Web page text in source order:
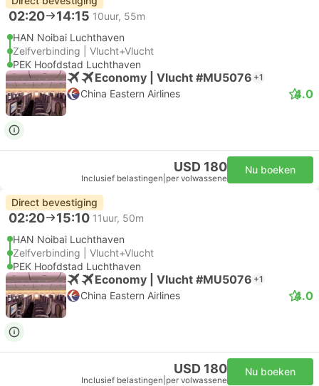
02:20 14:15 10uur, 55m
HAN Noibai Luchthaven
Zelfverbinding | Vlucht+Vlucht
PEK Hoofdstad Luchthaven
Economy | Vlucht #MU5076 +1
China Eastern Airlines 4.0
USD 180
Inclusief belastingen per volwassene
Nu boeken
Direct bevestiging
02:20 15:10 11uur, 50m
HAN Noibai Luchthaven
Zelfverbinding | Vlucht+Vlucht
PEK Hoofdstad Luchthaven
Economy | Vlucht #MU5076 +1
China Eastern Airlines 4.0
USD 180
Inclusief belastingen per volwassene
Nu boeken